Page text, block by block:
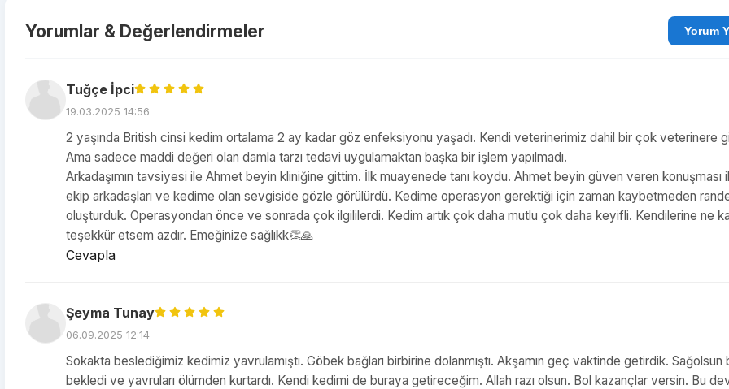
Yorumlar & Değerlendirmeler
Tuğçe İpci
19.03.2025 14:56
2 yaşında British cinsi kedim ortalama 2 ay kadar göz enfeksiyonu yaşadı. Kendi veterinerimiz dahil bir çok veterinere
Ama sadece maddi değeri olan damla tarzı tedavi uygulamaktan başka bir işlem yapılmadı.
Arkadaşımın tavsiyesi ile Ahmet beyin kliniğine gittim. İlk muayenede tanı koydu. Ahmet beyin güven veren konuşması
ekip arkadaşları ve kedime olan sevgiside gözle görülürdü. Kedime operasyon gerektiği için zaman kaybetmeden
oluşturduk. Operasyondan önce ve sonrada çok ilgililerdi. Kedim artık çok daha mutlu çok daha keyifli. Kendilerine ne
teşekkür etsem azdır. Emeğinize sağlıkk👏🙏
Cevapla
Şeyma Tunay
06.09.2025 12:14
Sokakta beslediğimiz kedimiz yavrulamıştı. Göbek bağları birbirine dolanmıştı. Akşamın geç vaktinde getirdik. Sağolsun
bekledi ve yavruları ölümden kurtardı. Kendi kedimi de buraya getireceğim. Allah razı olsun. Bol kazançlar versin. Bu